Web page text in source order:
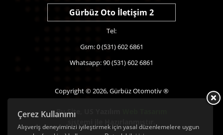
Çerez Kullanımı
Alışveriş deneyiminizi iyileştirmek için yasal düzenlemelere uygun
Gürbüz Oto İletişim 2
Tel:
Gsm: 0 (531) 602 6861
Whatsapp: 90 (531) 602 6861
Copyright © 2026, Gürbüz Otomotiv ®
Bu Site,